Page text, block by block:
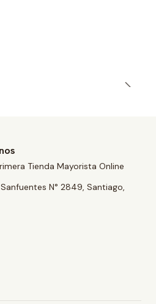
Tienda Mayorista Online
N° 2849, Santiago,